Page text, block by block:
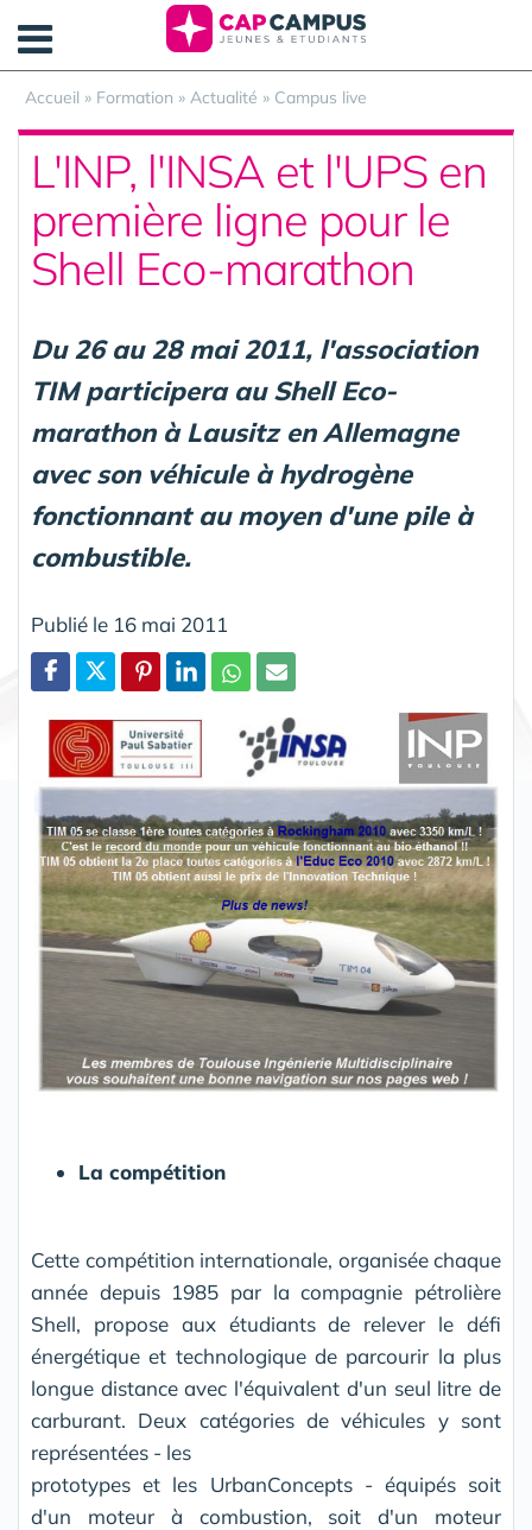
Accueil » Formation » Actualité » Campus live
L'INP, l'INSA et l'UPS en
première ligne pour le
Shell Eco-marathon
Du 26 au 28 mai 2011, l'association
TIM participera au Shell Eco-
marathon à Lausitz en Allemagne
avec son véhicule à hydrogène
fonctionnant au moyen d'une pile à
combustible.
Publié le 16 mai 2011
La compétition
Cette compétition internationale, organisée chaque
année depuis 1985 par la compagnie pétrolière
Shell, propose aux étudiants de relever le défi
énergétique et technologique de parcourir la plus
longue distance avec l'équivalent d'un seul litre de
carburant. Deux catégories de véhicules y sont
représentées - les
prototypes et les UrbanConcepts - équipés soit
d'un moteur à combustion, soit d'un moteur
Panneau de gestion des cookies